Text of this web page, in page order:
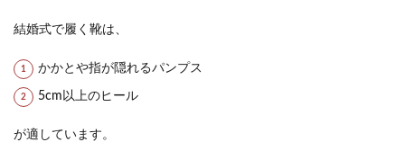
へ就職したの...
結婚式で履く靴は、
かかとや指が隠れるパンプス
5cm以上のヒール
が適しています。